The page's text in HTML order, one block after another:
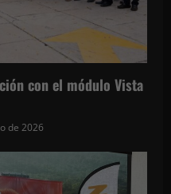
con el módulo Vista
de 2026